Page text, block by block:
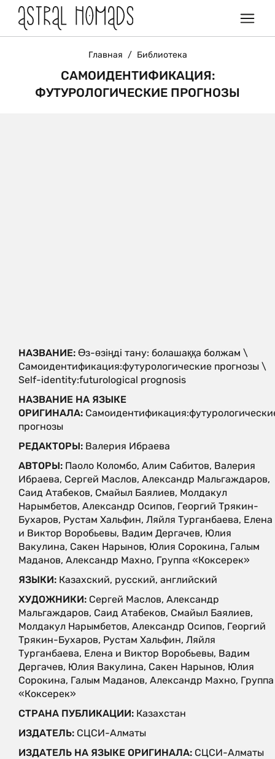
Главная / Библиотека
САМОИДЕНТИФИКАЦИЯ:
ФУТУРОЛОГИЧЕСКИЕ ПРОГНОЗЫ
НАЗВАНИЕ: Өз-өзіңді тану: болашаққа болжам \
Самоидентификация:футурологические прогнозы \
Self-identity:futurological prognosis
НАЗВАНИЕ НА ЯЗЫКЕ
ОРИГИНАЛА:
прогнозы
РЕДАКТОРЫ: Валерия Ибраева
АВТОРЫ: Паоло Коломбо, Алим Сабитов, Валерия
Ибраева, Сергей Маслов, Александр Мальгаждаров,
Саид Атабеков, Смайыл Баялиев, Молдакул
Нарымбетов, Александр Осипов, Георгий Трякин-
Бухаров, Рустам Хальфин, Ляйля Турганбаева, Елена
и Виктор Воробьевы, Вадим Дергачев, Юлия
Вакулина, Сакен Нарынов, Юлия Сорокина, Галым
Маданов, Александр Махно, Группа «Коксерек»
ЯЗЫКИ: Казахский, русский, английский
ХУДОЖНИКИ: Сергей Маслов, Александр
Мальгаждаров, Саид Атабеков, Смайыл Баялиев,
Молдакул Нарымбетов, Александр Осипов, Георгий
Трякин-Бухаров, Рустам Хальфин, Ляйля
Турганбаева, Елена и Виктор Воробьевы, Вадим
Дергачев, Юлия Вакулина, Сакен Нарынов, Юлия
Сорокина, Галым Маданов, Александр Махно, Группа
«Коксерек»
СТРАНА ПУБЛИКАЦИИ: Казахстан
ИЗДАТЕЛЬ: СЦСИ-Алматы
ИЗДАТЕЛЬ НА ЯЗЫКЕ ОРИГИНАЛА: СЦСИ-Алматы